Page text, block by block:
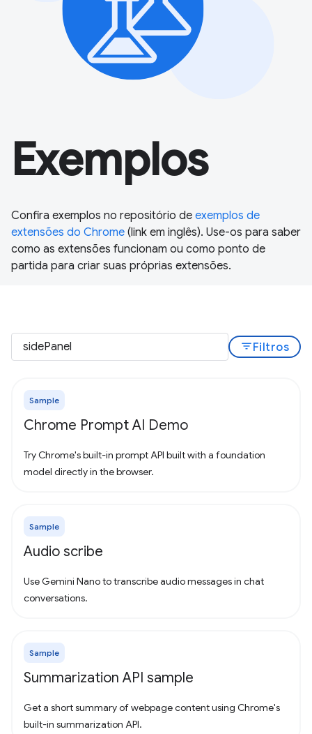
Exemplos
Confira exemplos no repositório de exemplos de
extensões do Chrome (link em inglês). Use-os para saber
como as extensões funcionam ou como ponto de
partida para criar suas próprias extensões.
filter_listFiltros
Sample
Chrome Prompt AI Demo
Try Chrome's built-in prompt API built with a foundation
model directly in the browser.
Sample
Audio scribe
Use Gemini Nano to transcribe audio messages in chat
conversations.
Sample
Summarization API sample
Get a short summary of webpage content using Chrome's
built-in summarization API.